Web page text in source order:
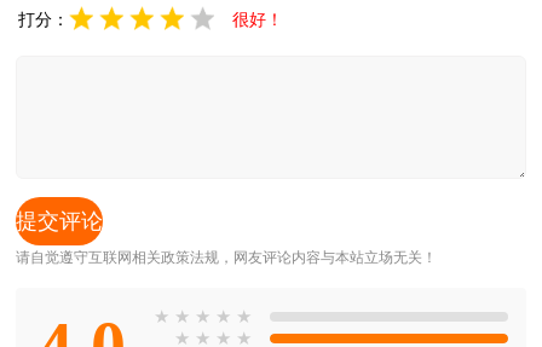
打分： 很好！
请自觉遵守互联网相关政策法规，网友评论内容与本站立场无关！
★ ★ ★ ★ ★
★ ★ ★ ★